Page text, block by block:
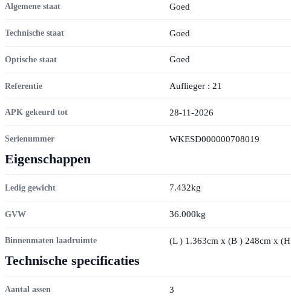
Algemene staat Goed
Technische staat Goed
Optische staat Goed
Referentie Auflieger : 21
APK gekeurd tot 28-11-2026
Serienummer WKESD000000708019
Eigenschappen
Ledig gewicht 7.432kg
GVW 36.000kg
Binnenmaten laadruimte (L) 1.363cm x (B ) 248cm x (H
Technische specificaties
Aantal assen 3